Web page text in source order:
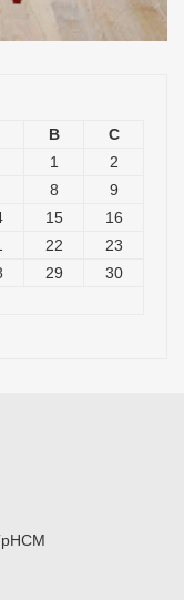
B
C
1
2
8
9
15
16
22
23
29
30